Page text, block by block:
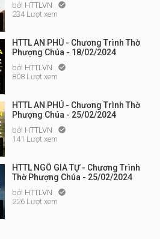
bởi HTTLVN 
234 Lượt xem
HTTL AN PHÚ - Chương Trình Thờ
Phượng Chúa - 18/02/2024
bởi HTTLVN 
808 Lượt xem
HTTL AN PHÚ - Chương Trình Thờ
Phượng Chúa - 25/02/2024
bởi HTTLVN 
141 Lượt xem
HTTL NGÔ GIA TỰ - Chương Trình
Thờ Phượng Chúa - 25/02/2024
bởi HTTLVN 
226 Lượt xem